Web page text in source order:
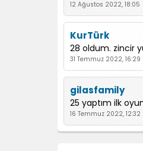
12 Ağustos 2022, 18:05
KurTürk
28 oldum. zincir
31 Temmuz 2022, 16:29
gilasfamily
25 yaptım ilk
16 Temmuz 2022, 12:32